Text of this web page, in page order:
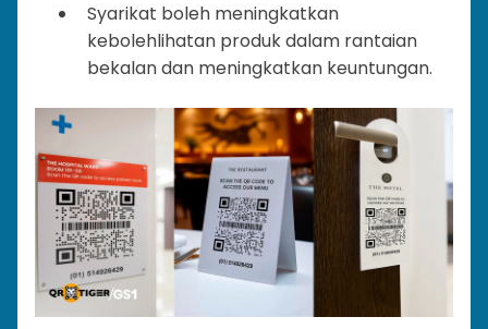
Syarikat boleh meningkatkan
kebolehlihatan produk dalam rantaian
bekalan dan meningkatkan keuntungan.